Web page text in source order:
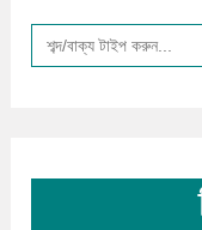
Search
for: